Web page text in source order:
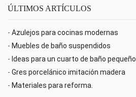
ÚLTIMOS ARTÍCULOS
- Azulejos para cocinas modernas
- Muebles de baño suspendidos
- Ideas para un cuarto de baño pequeño
- Gres porcelánico imitación madera
- Materiales para reforma.